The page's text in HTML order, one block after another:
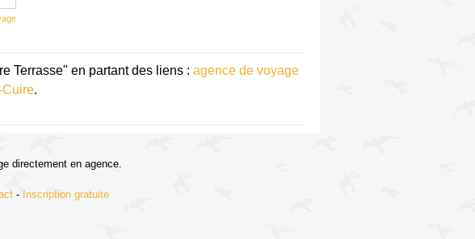
Terrasse" en partant des liens : agence de voyage
Cuire.
directement en agence.
- Inscription gratuite